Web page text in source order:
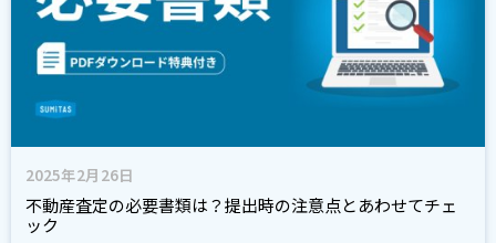
2025年2月26日
不動産査定の必要書類は？提出時の注意点とあわせてチェ
ック